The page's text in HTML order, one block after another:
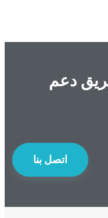
دعم
اتصل بنا